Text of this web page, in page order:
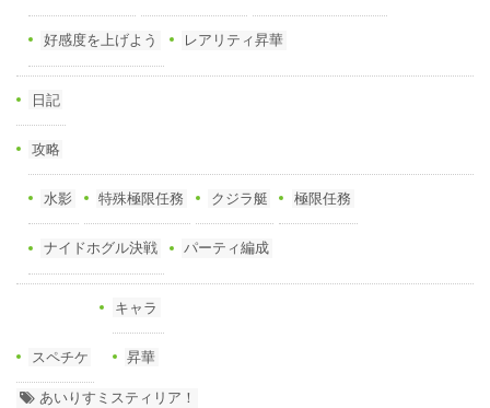
好感度を上げよう レアリティ昇華
日記
攻略
水影 特殊極限任務 クジラ艇 極限任務
ナイドホグル決戦 パーティ編成
スペチケ
キャラ
昇華
あいりすミスティリア！